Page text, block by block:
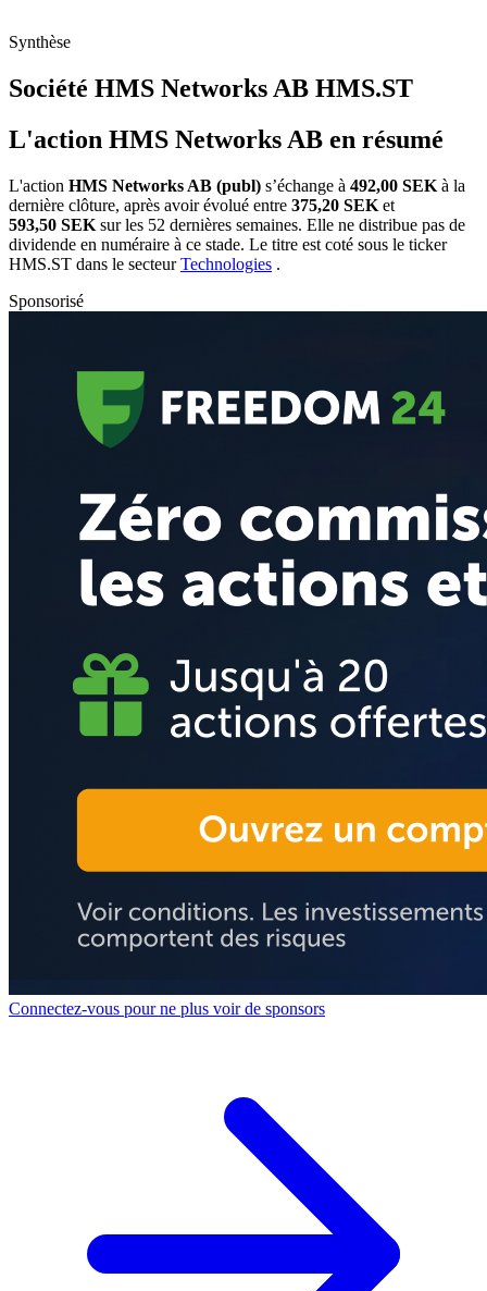
Synthèse
Société HMS Networks AB HMS.ST
L'action HMS Networks AB en résumé
L'action HMS Networks AB (publ) s’échange à 492,00 SEK à la
dernière clôture, après avoir évolué entre 375,20 SEK et
593,50 SEK sur les 52 dernières semaines. Elle ne distribue pas de
dividende en numéraire à ce stade. Le titre est coté sous le ticker
HMS.ST dans le secteurTechnologies .
Sponsorisé
Connectez-vous pour ne plus voir de sponsors